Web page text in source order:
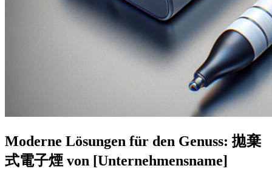
Moderne Lösungen für den Genuss: 拋棄
式電子煙 von [Unternehmensname]